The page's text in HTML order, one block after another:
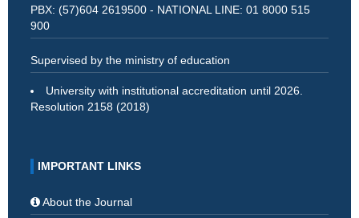
PBX: (57)604 2619500 - NATIONAL LINE: 01 8000 515
900
Supervised by the ministry of education
University with institutional accreditation until 2026.
Resolution 2158 (2018)
IMPORTANT LINKS
About the Journal